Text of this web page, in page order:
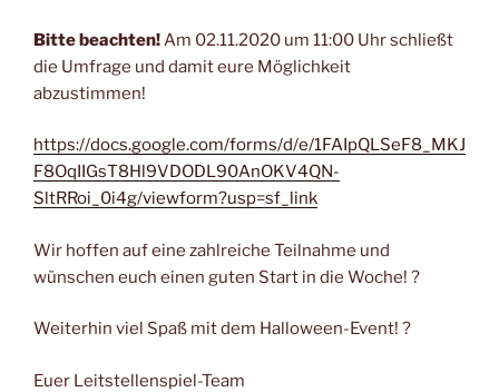
Bitte beachten!Am 02.11.2020 um 11:00 Uhr schließt
die Umfrage und damit eure Möglichkeit
abzustimmen!
https://docs.google.com/forms/d/e/1FAIpQLSeF8_MKJ
F8OqIIGsT8Hl9VDODL90AnOKV4QN-
SltRRoi_0i4g/viewform?usp=sf_link
Wir hoffen auf eine zahlreiche Teilnahme und
wünschen euch einen guten Start in die Woche! ?
Weiterhin viel Spaß mit dem Halloween-Event! ?
Euer Leitstellenspiel-Team